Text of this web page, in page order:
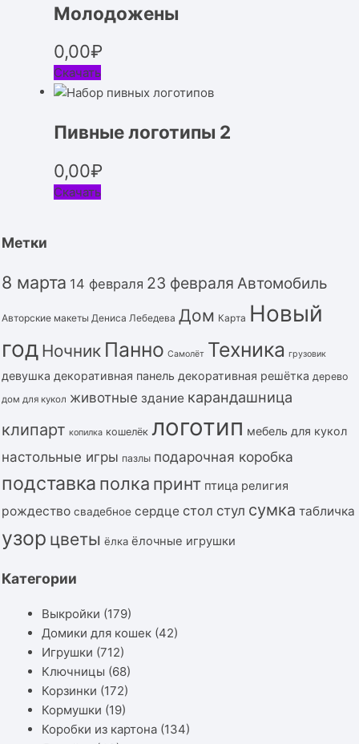
Молодожены
0,00₽
Скачать
Пивные логотипы 2
0,00₽
Скачать
Метки
8 марта 14 февраля 23 февраля Автомобиль
Авторские макеты Дениса Лебедева Дом Карта Новый
год Ночник Панно Самолёт Техника грузовик
девушка декоративная панель декоративная решётка дерево
дом для кукол животные здание карандашница
клипарт копилка кошелёк логотип мебель для кукол
настольные игры пазлы подарочная коробка
подставка полка принт птица религия
рождество свадебное сердце стол стул сумка табличка
узор цветы ёлка ёлочные игрушки
Категории
Выкройки (179)
Домики для кошек (42)
Игрушки (712)
Ключницы (68)
Корзинки (172)
Кормушки (19)
Коробки из картона (134)